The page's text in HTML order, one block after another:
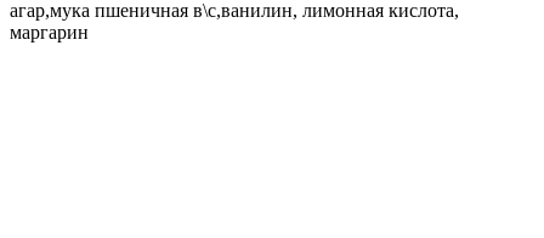
агар,мука пшеничная в\с,ванилин, лимонная кислота,
маргарин